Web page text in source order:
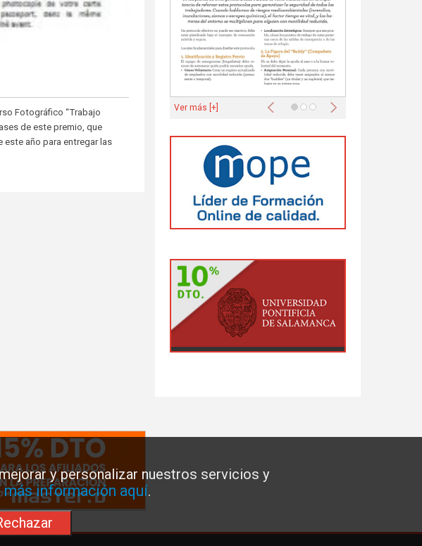
y personalizar nuestros servicios y
más información aquí.
Fotográfico “Trabajo
de este premio, que
año para entregar las
Anterior Siguiente
Ver más [+]